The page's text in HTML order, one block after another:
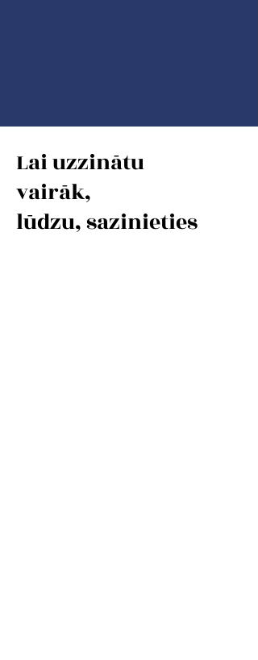
Lai uzzinātu
vairāk,
lūdzu, sazinieties